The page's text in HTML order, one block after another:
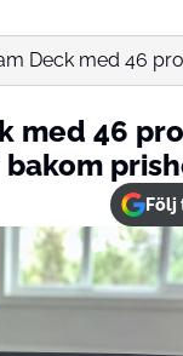
Deck med 46
med 46
Följ